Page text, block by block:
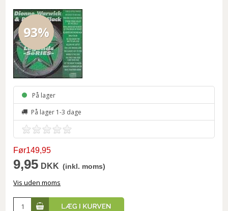
93%
På lager
På lager 1-3 dage
Før149,95
9,95 DKK (inkl. moms)
Vis uden moms